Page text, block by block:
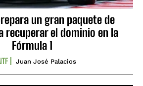
un gran paquete de
recuperar el dominio en la
Fórmula 1
Juan José Palacios